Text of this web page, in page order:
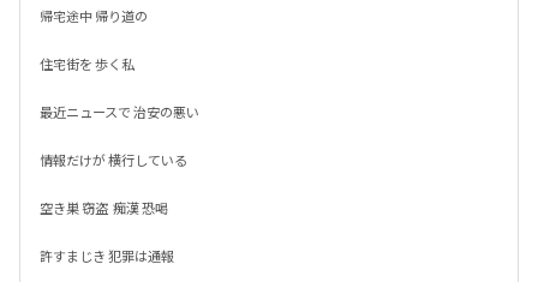
帰宅途中 帰り道の
住宅街を 歩く私
最近ニュースで 治安の悪い
情報だけが 横行している
空き巣 窃盗  痴漢 恐喝
許すまじき 犯罪は通報